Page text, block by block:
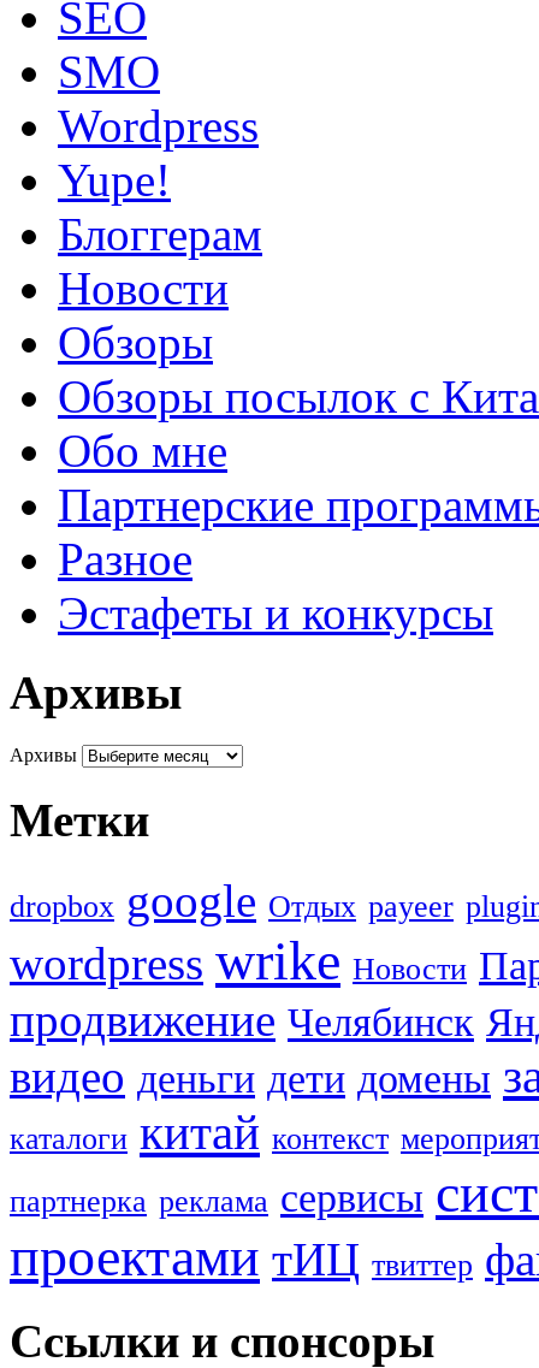
SEO
SMO
Wordpress
Yupe!
Блоггерам
Новости
Обзоры
Обзоры посылок с
Обо мне
Партнерские
Разное
Эстафеты и конкурсы
Архивы
Архивы
Метки
dropbox google Oтдых payeer
wordpress wrike Новости
продвижение Челябинск
видео деньги дети домены
каталоги китай контекст
партнерка реклама сервисы
проектами тИЦ твиттер
Ссылки и спонсоры